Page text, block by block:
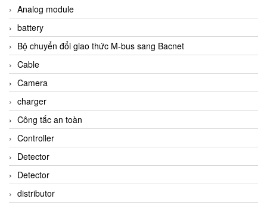
Analog module
battery
Bộ chuyển đổi giao thức M-bus sang Bacnet
Cable
Camera
charger
Công tắc an toàn
Controller
Detector
Detector
distributor